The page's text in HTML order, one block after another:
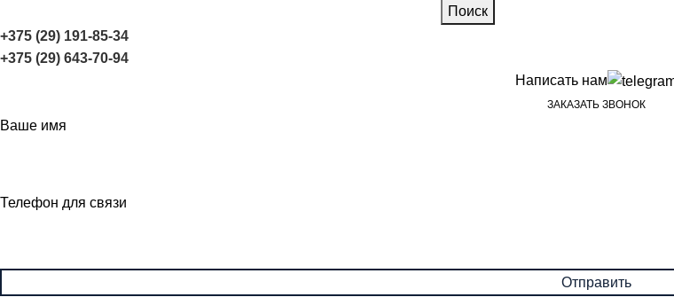
Поиск
+375 (29) 191-85-34
+375 (29) 643-70-94
Написать нам
ЗАКАЗАТЬ ЗВОНОК
Ваше имя
Телефон для связи